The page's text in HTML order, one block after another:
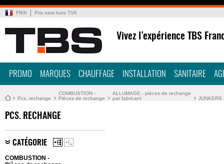
FR/fr Prix nets hors TVA
Vivez l’expérience TBS
PROMO MARQUES CHAUFFAGE INSTALLATION SANITAIRE
Pcs. rechange
COMBUSTION -
Pièces de rechange
ALLUMAGE - pièces de rechange
par fabricant
JUNKERS
PCS. RECHANGE
CATÉGORIE
COMBUSTION -